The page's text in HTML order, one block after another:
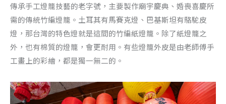
傳承手工燈籠技藝的老字號，主要製作廟宇慶典、婚喪喜慶所
需的傳統竹編燈籠。土耳其有馬賽克燈、巴基斯坦有駱駝皮
燈，那台灣的特色燈就是這間的竹編紙燈籠。除了紙燈籠之
外，也有棉質的燈籠，會更耐用。有些燈籠外皮是由老師傅手
工畫上的彩繪，都是獨一無二的。